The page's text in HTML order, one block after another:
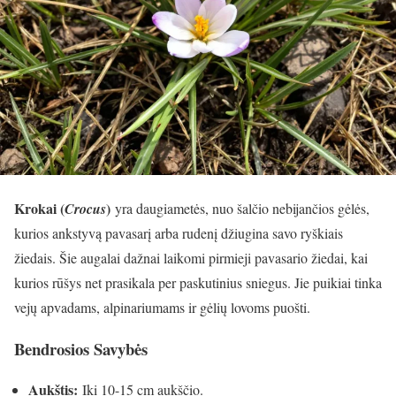
Krokai (Crocus) yra daugiametės, nuo šalčio nebijančios gėlės,
kurios ankstyvą pavasarį arba rudenį džiugina savo ryškiais
žiedais. Šie augalai dažnai laikomi pirmieji pavasario žiedai, kai
kurios rūšys net prasikala per paskutinius sniegus. Jie puikiai tinka
vejų apvadams, alpinariumams ir gėlių lovoms puošti.
Bendrosios Savybės
Aukštis: Iki 10-15 cm aukščio.